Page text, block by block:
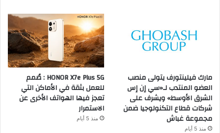
مارك فيلينتورف يتولى منصب
العضو المنتدب لـ«سي إن إس
الشرق الأوسط» ويشرف على
شركات قطاع التكنولوجيا ضمن
مجموعة غباش
منذ 5 أيام
HONOR X7e Plus 5G : صُمم
للعمل بثقة في الأماكن التي
تعجز فيها الهواتف الأخرى عن
الاستمرار
منذ 5 أيام